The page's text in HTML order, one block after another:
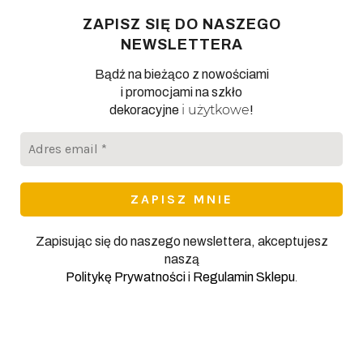
ZAPISZ SIĘ DO NASZEGO
NEWSLETTERA
Bądź na bieżąco z nowościami
i promocjami na szkło
dekoracyjne i użytkowe!
Zapisując się do naszego newslettera, akceptujesz
naszą
Politykę Prywatnościi Regulamin Sklepu